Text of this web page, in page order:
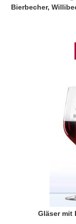
Bierbecher,
Gläser mit